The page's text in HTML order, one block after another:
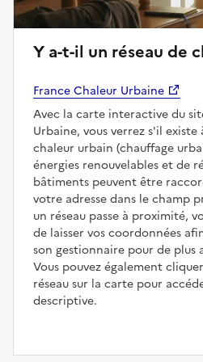
Y a-t-il un réseau
France Chaleur Urbaine
Avec la carte interactive du
Urbaine, vous verrez s'il existe
chaleur urbain (chauffage
énergies renouvelables et de
bâtiments peuvent être
votre adresse dans le champ
un réseau passe à proximité,
de laisser vos coordonnées
son gestionnaire pour de plus
Vous pouvez également
réseau sur la carte pour
descriptive.